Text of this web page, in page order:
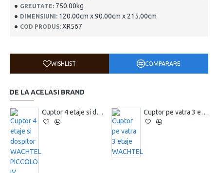
GREUTATE: 750.00kg
DIMENSIUNI: 120.00cm x 90.00cm x 215.00cm
COD PRODUS: XR567
WISHLIST COMPARARE
DE LA ACELASI BRAND
Cuptor 4 etaje si dospitor WACHTEL PICCOLO IV Cuptor pe vatra 3 etaje WACHTEL